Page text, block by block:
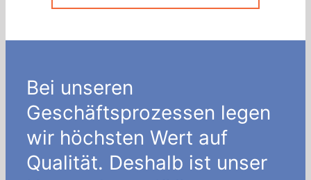
Bei unseren
Geschäftsprozessen legen
wir höchsten Wert auf
Qualität. Deshalb ist unser